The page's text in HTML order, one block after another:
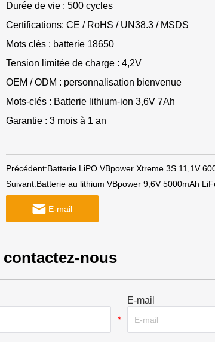
Durée de vie : 500 cycles
Certifications: CE / RoHS / UN38.3 / MSDS
Mots clés : batterie 18650
Tension limitée de charge : 4,2V
OEM / ODM : personnalisation bienvenue
Mots-clés : Batterie lithium-ion 3,6V 7Ah
Garantie : 3 mois à 1 an
Précédent:Batterie LiPO VBpower Xtreme 3S 11,1V
Suivant:Batterie au lithium VBpower 9,6V 5000mAh
E-mail
nous
*
E-mail